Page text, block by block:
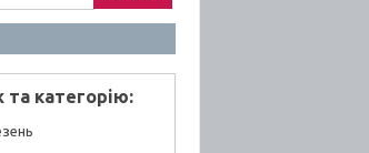
та категорiю: